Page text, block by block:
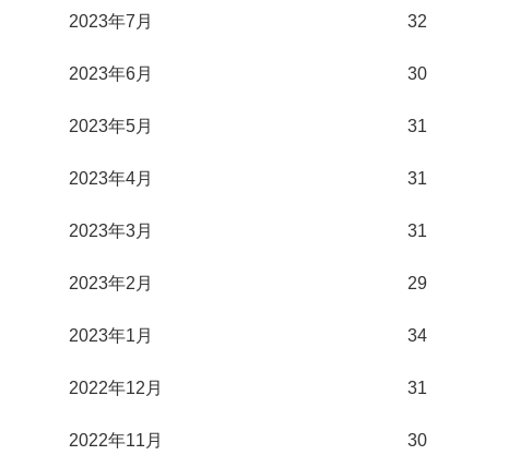
2023年7月 32
2023年6月 30
2023年5月 31
2023年4月 31
2023年3月 31
2023年2月 29
2023年1月 34
2022年12月 31
2022年11月 30